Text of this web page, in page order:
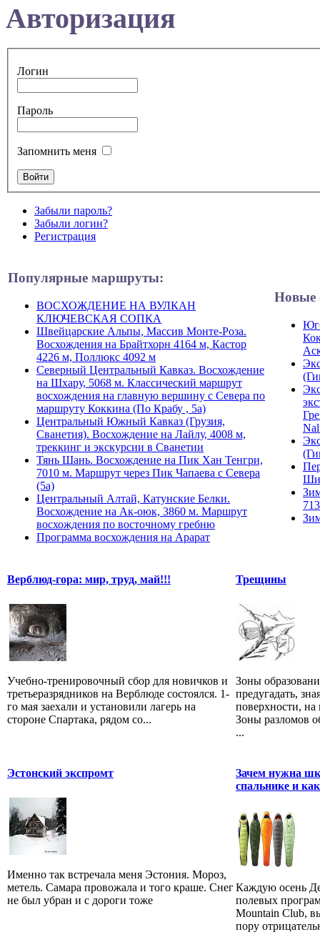
Авторизация
Логин
Пароль
Запомнить меня
Забыли пароль?
Забыли логин?
Регистрация
Популярные маршруты:
ВОСХОЖДЕНИЕ НА ВУЛКАН
КЛЮЧЕВСКАЯ СОПКА
Швейцарские Альпы, Массив Монте-Роза.
Восхождения на Брайтхорн 4164 м, Кастор
4226 м, Поллюкс 4092 м
Северный Центральный Кавказ. Восхождение
на Шхару, 5068 м. Классический маршрут
восхождения на главную вершину с Севера по
маршруту Коккина (По Крабу , 5а)
Центральный Южный Кавказ (Грузия,
Сванетия). Восхождение на Лайлу, 4008 м,
треккинг и экскурсии в Сванетии
Тянь Шань. Восхождение на Пик Хан Тенгри,
7010 м. Маршрут через Пик Чапаева с Севера
(5а)
Центральный Алтай, Катунские Белки.
Восхождение на Ак-оюк, 3860 м. Маршрут
восхождения по восточному гребню
Программа восхождения на Арарат
Новые
Верблюд-гора: мир, труд, май!!!
Учебно-тренировочный сбор для новичков и
третьеразрядников на Верблюде состоялся. 1-
го мая заехали и установили лагерь на
стороне Спартака, рядом со...
Трещины
Зоны
предугадать,
поверхности,
Зоны разломов
...
Эстонский экспромт
Именно так встречала меня Эстония. Мороз,
метель. Самара провожала и того краше. Снег
не был убран и с дороги тоже
Зачем нужна
спальнике и
Каждую осень
полевых
Mountain Club,
пору